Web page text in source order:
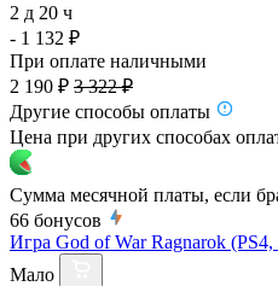
2 д 20 ч
- 1 132 ₽
При оплате наличными
2 190 ₽ 3 322 ₽
Другие способы оплаты
Цена при других способах
Сумма месячной платы, если
66 бонусов
Игра God of War Ragnarok (PS4,
Мало